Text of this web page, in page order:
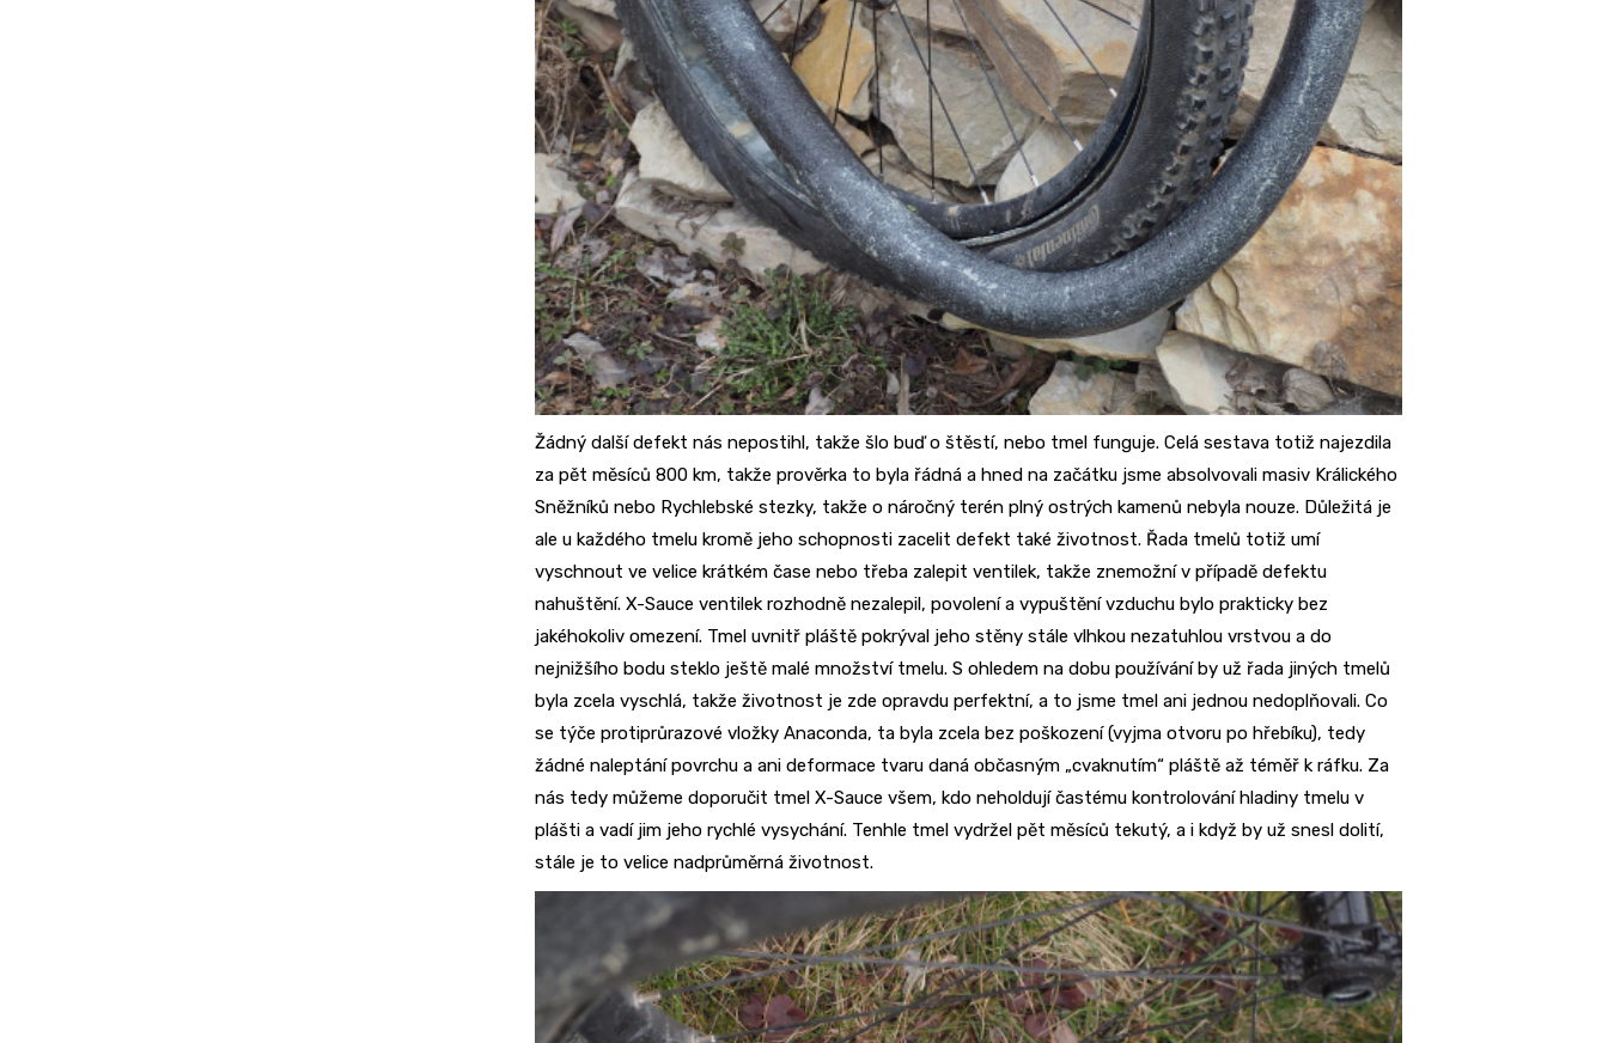
Žádný další defekt nás nepostihl, takže šlo buď o štěstí, nebo tmel funguje. Celá sestava totiž najezdila
za pět měsíců 800 km, takže prověrka to byla řádná a hned na začátku jsme absolvovali masiv Králického
Sněžníků nebo Rychlebské stezky, takže o náročný terén plný ostrých kamenů nebyla nouze. Důležitá je
ale u každého tmelu kromě jeho schopnosti zacelit defekt také životnost. Řada tmelů totiž umí
vyschnout ve velice krátkém čase nebo třeba zalepit ventilek, takže znemožní v případě defektu
nahuštění. X-Sauce ventilek rozhodně nezalepil, povolení a vypuštění vzduchu bylo prakticky bez
jakéhokoliv omezení. Tmel uvnitř pláště pokrýval jeho stěny stále vlhkou nezatuhlou vrstvou a do
nejnižšího bodu steklo ještě malé množství tmelu. S ohledem na dobu používání by už řada jiných tmelů
byla zcela vyschlá, takže životnost je zde opravdu perfektní, a to jsme tmel ani jednou nedoplňovali. Co
se týče protiprůrazové vložky Anaconda, ta byla zcela bez poškození (vyjma otvoru po hřebíku), tedy
žádné naleptání povrchu a ani deformace tvaru daná občasným „cvaknutím“ pláště až téměř k ráfku. Za
nás tedy můžeme doporučit tmel X-Sauce všem, kdo neholdují častému kontrolování hladiny tmelu v
plášti a vadí jim jeho rychlé vysychání. Tenhle tmel vydržel pět měsíců tekutý, a i když by už snesl dolití,
stále je to velice nadprůměrná životnost.